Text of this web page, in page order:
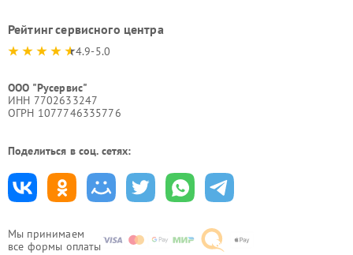
Мы принимаем
все формы оплаты
Рейтинг сервисного центра
4.9-5.0
ООО "Русервис"
ИНН 7702633247
ОГРН 1077746335776
Поделиться в соц. сетях: